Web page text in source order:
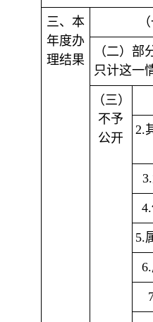
三、本
年度办
理结果
（二）部
只计这一
（三）
不予
公开
2.
5.